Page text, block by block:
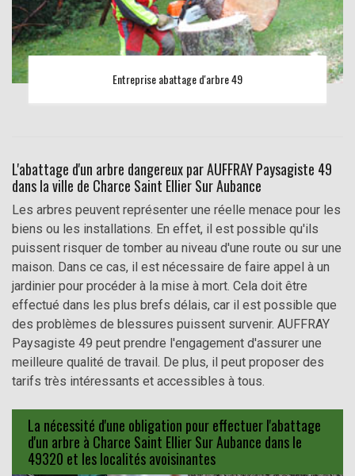
Entreprise abattage d'arbre 49
L'abattage d'un arbre dangereux par AUFFRAY Paysagiste 49
dans la ville de Charce Saint Ellier Sur Aubance
Les arbres peuvent représenter une réelle menace pour les
biens ou les installations. En effet, il est possible qu'ils
puissent risquer de tomber au niveau d'une route ou sur une
maison. Dans ce cas, il est nécessaire de faire appel à un
jardinier pour procéder à la mise à mort. Cela doit être
effectué dans les plus brefs délais, car il est possible que
des problèmes de blessures puissent survenir. AUFFRAY
Paysagiste 49 peut prendre l'engagement d'assurer une
meilleure qualité de travail. De plus, il peut proposer des
tarifs très intéressants et accessibles à tous.
La nécessité d'une obligation pour effectuer l'abattage
d'un arbre à Charce Saint Ellier Sur Aubance dans le
49320 et les localités avoisinantes